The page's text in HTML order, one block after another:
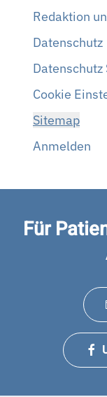
Redaktion
Datenschutz
Datenschutz
Cookie
Sitemap
Anmelden
Für